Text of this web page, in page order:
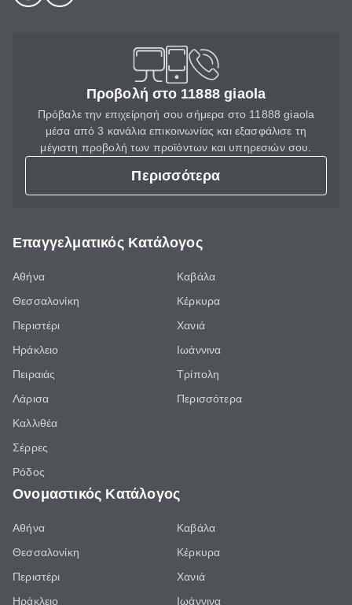
Προβολή στο 11888 giaola
Πρόβαλε την επιχείρησή σου σήμερα στο 11888 giaola
μέσα από 3 κανάλια επικοινωνίας και εξασφάλισε τη
μέγιστη προβολή των προϊόντων και υπηρεσιών σου.
Περισσότερα
Επαγγελματικός Κατάλογος
Αθήνα
Θεσσαλονίκη
Περιστέρι
Ηράκλειο
Πειραιάς
Λάρισα
Καλλιθέα
Σέρρες
Ρόδος
Καβάλα
Κέρκυρα
Χανιά
Ιωάννινα
Τρίπολη
Περισσότερα
Ονομαστικός Κατάλογος
Αθήνα
Θεσσαλονίκη
Περιστέρι
Ηράκλειο
Καβάλα
Κέρκυρα
Χανιά
Ιωάννινα